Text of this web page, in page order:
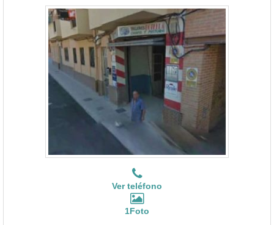
Ver teléfono
1Foto